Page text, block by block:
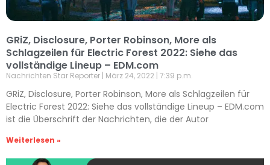
GRiZ, Disclosure, Porter Robinson, More als
Schlagzeilen für Electric Forest 2022: Siehe das
vollständige Lineup – EDM.com
Nachrichten Star Reporter März 24, 2022 7:39 p.m.
GRiZ, Disclosure, Porter Robinson, More als Schlagzeilen für
Electric Forest 2022: Siehe das vollständige Lineup – EDM.com
ist die Überschrift der Nachrichten, die der Autor
Weiterlesen »